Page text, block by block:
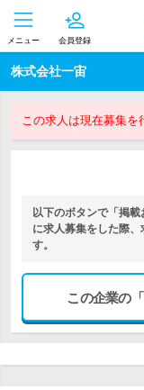
メニュー 会員登録
株式会社一宙
この求人は現在募集を
以下のボタンで「掲
に求人募集をした際
す。
この企業の